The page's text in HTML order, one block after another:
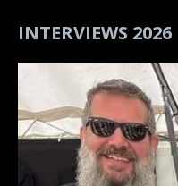
INTERVIEWS 2026